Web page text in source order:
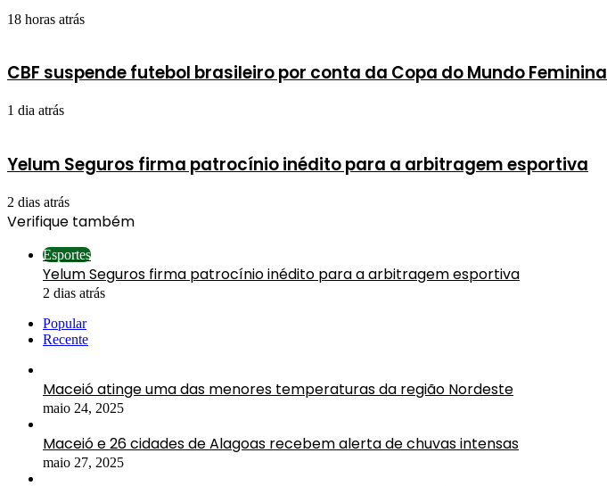
18 horas atrás
CBF suspende futebol brasileiro por conta da Copa do Mundo Feminina
1 dia atrás
Yelum Seguros firma patrocínio inédito para a arbitragem esportiva
2 dias atrás
Verifique também
Esportes
Yelum Seguros firma patrocínio inédito para a arbitragem esportiva
2 dias atrás
Popular
Recente
Maceió atinge uma das menores temperaturas da região Nordeste
maio 24, 2025
Maceió e 26 cidades de Alagoas recebem alerta de chuvas intensas
maio 27, 2025